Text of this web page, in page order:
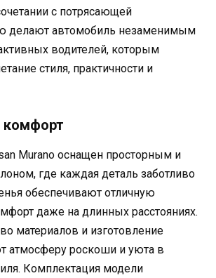
с потрясающей
делают автомобиль незаменимым
водителей, которым
стиля, практичности и
комфорт
Murano оснащен просторным и
где каждая деталь заботливо
обеспечивают отличную
даже на длинных расстояниях.
материалов и изготовление
атмосферу роскоши и уюта в
Комплектация модели